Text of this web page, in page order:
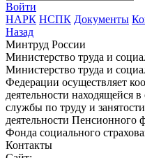
Войти
НАРК НСПК Документы
Назад
Минтруд России
Министерство труда и
Министерство труда и
Федерации осуществляет
деятельности находящейся
службы по труду и
деятельности Пенсионного
Фонда социального
Контакты